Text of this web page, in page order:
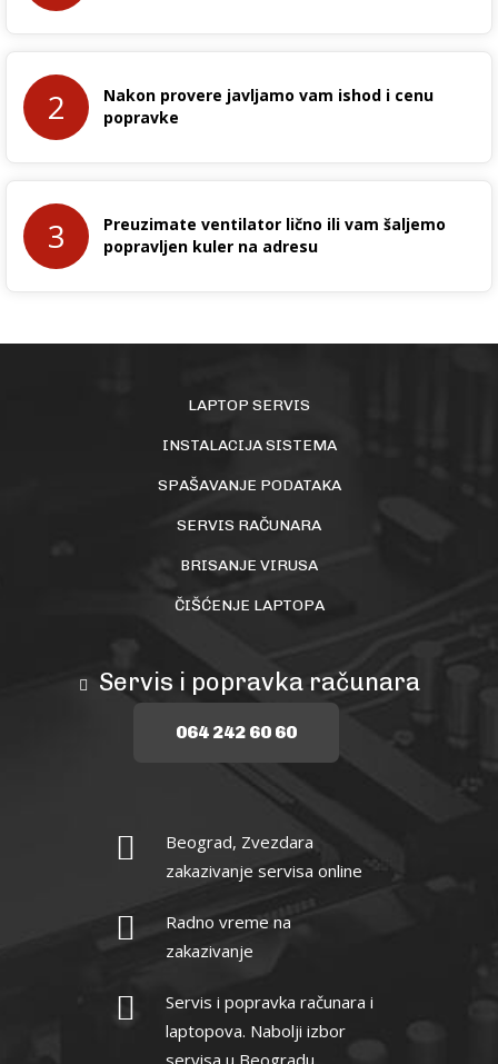
2
Nakon provere javljamo vam ishod i cenu
popravke
3
Preuzimate ventilator lično ili vam šaljemo
popravljen kuler na adresu
LAPTOP SERVIS
INSTALACIJA SISTEMA
SPAŠAVANJE PODATAKA
SERVIS RAČUNARA
BRISANJE VIRUSA
ČIŠĆENJE LAPTOPA
Servis i popravka računara
064 242 60 60
Beograd, Zvezdara
zakazivanje servisa online
Radno vreme na
zakazivanje
Servis i popravka računara i
laptopova. Nabolji izbor
servisa u Beogradu